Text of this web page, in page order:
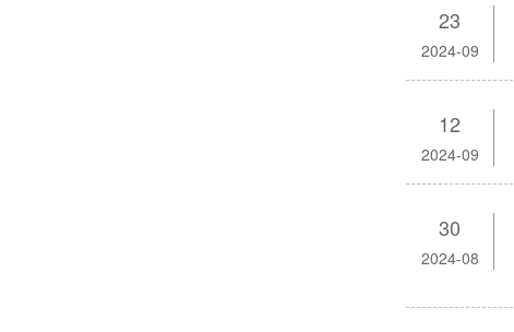
23
2024-09
12
2024-09
30
2024-08